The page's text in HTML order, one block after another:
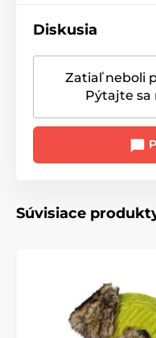
Diskusia
Zatiaľ neboli
Pýtajte sa
Súvisiace